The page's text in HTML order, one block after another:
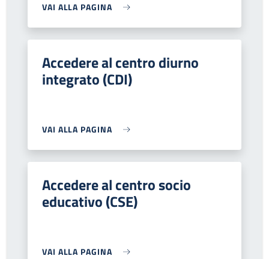
VAI ALLA PAGINA
Accedere al centro diurno
integrato (CDI)
VAI ALLA PAGINA
Accedere al centro socio
educativo (CSE)
VAI ALLA PAGINA